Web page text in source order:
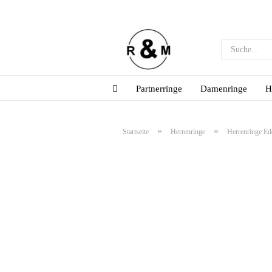
Partnerringe Damenringe
Startseite » Herrenringe » Herrenringe